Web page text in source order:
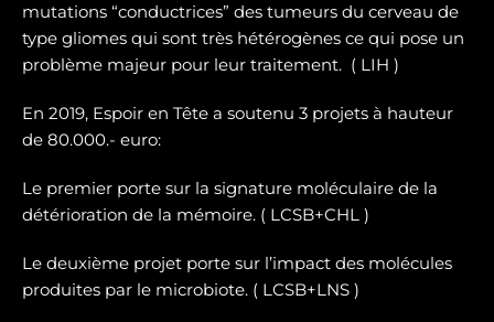
mutations “conductrices” des tumeurs du cerveau de
type gliomes qui sont très hétérogènes ce qui pose un
problème majeur pour leur traitement. ( LIH )
En 2019, Espoir en Tête a soutenu 3 projets à hauteur
de 80.000.- euro:
Le premier porte sur la signature moléculaire de la
détérioration de la mémoire. ( LCSB+CHL )
Le deuxième projet porte sur l’impact des molécules
produites par le microbiote. ( LCSB+LNS )